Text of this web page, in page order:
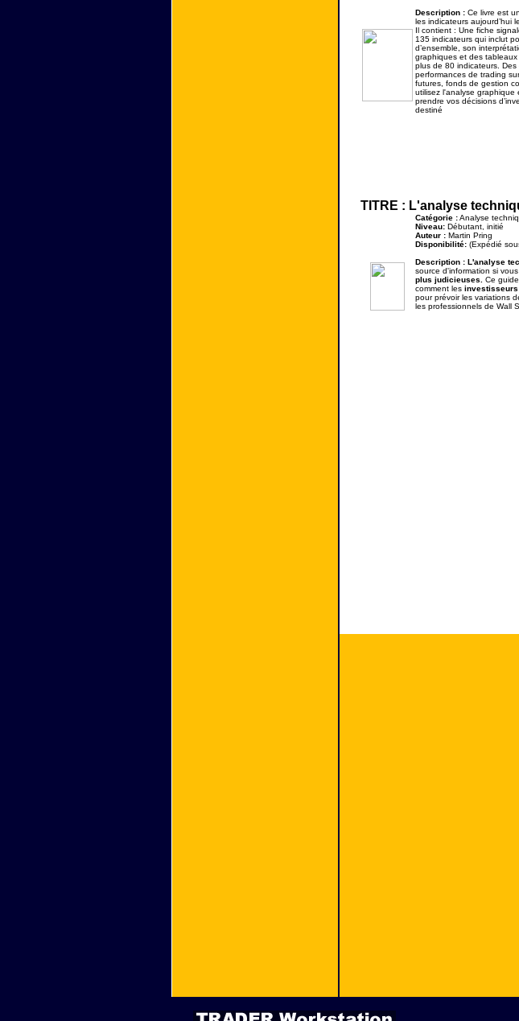
Description : Ce livre est
les indicateurs aujourd’hui
Il contient : Une fiche
135 indicateurs qui inclut
d’ensemble, son
graphiques et des
plus de 80 indicateurs. Des
performances de trading
futures, fonds de gestion
utilisez l'analyse graphique
prendre vos décisions
destiné
TITRE : L'analyse
Catégorie :Analyse
Niveau: Débutant, initié
Auteur :Martin Pring
Disponibilité: (Expédié
Description : L'analyse
source d'information si
plus judicieuses.
Ce
comment lesinvestisseurs
pour prévoir les variations
les professionnels de Wall